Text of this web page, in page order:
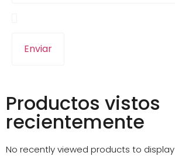
Productos vistos
recientemente
No recently viewed products to display